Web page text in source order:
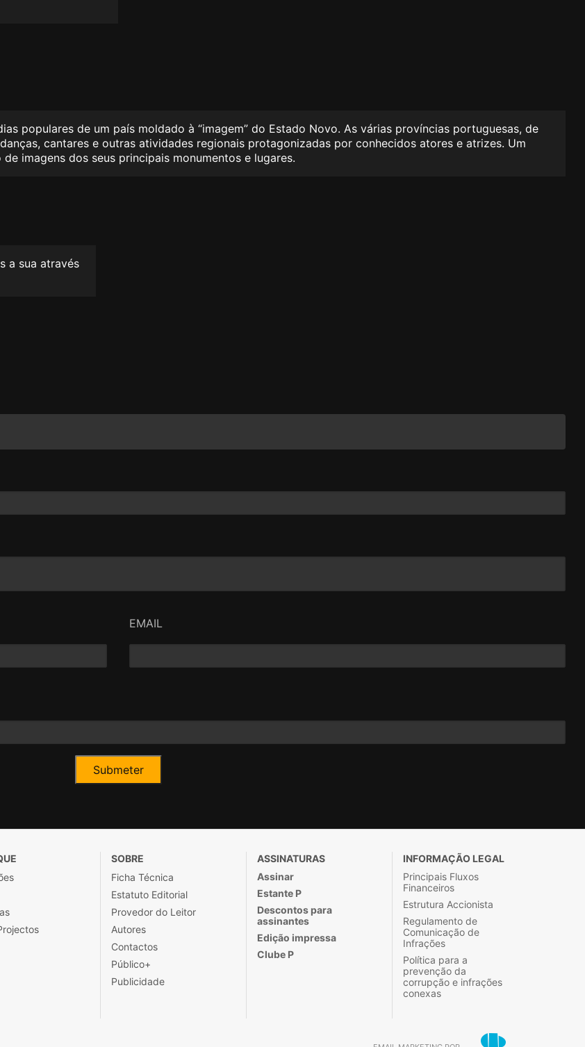
populares de um país moldado à “imagem” do Estado Novo. As várias províncias portuguesas, de
cantares e outras atividades regionais protagonizadas por conhecidos atores e atrizes. Um
imagens dos seus principais monumentos e lugares.
a sua através
EMAIL
SOBRE
Ficha Técnica
Estatuto Editorial
Provedor do Leitor
Autores
Contactos
Público+
Publicidade
ASSINATURAS
Assinar
Estante P
Descontos para
assinantes
Edição impressa
Clube P
INFORMAÇÃO LEGAL
Principais Fluxos
Financeiros
Estrutura Accionista
Regulamento de
Comunicação de
Infrações
Política para a
prevenção da
corrupção e infrações
conexas